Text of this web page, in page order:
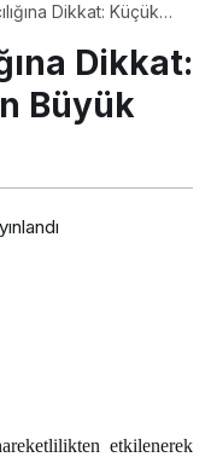
Dikkat: Küçük
Dikkat:
Büyük
etkilenerek